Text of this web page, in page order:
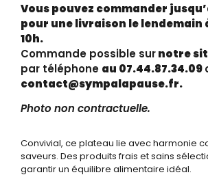
Vous pouvez commander
pour une livraison le lendemain
10h.
Commande possible surnotre
par téléphone au 07.44.87.34.09
contact@sympalapause.fr.
Photo non contractuelle.
Convivial, ce plateau lie avec harmonie
saveurs. Des produits frais et sains
garantir un équilibre alimentaire idéal.